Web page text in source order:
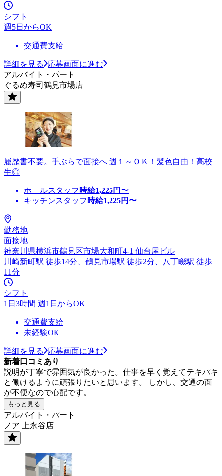
シフト
週5日からOK
交通費支給
詳細を見る
応募画面に進む
アルバイト・パート
ぐるめ寿司鶴見市場店
履歴書不要。手ぶらで面接へ 週１～ＯＫ！髪色自由！高校
生◎
ホールスタッフ 時給1,225円〜
キッチンスタッフ 時給1,225円〜
勤務地
面接地
神奈川県横浜市鶴見区市場大和町4-1 仙台屋ビル
川崎新町駅 徒歩14分、鶴見市場駅 徒歩2分、八丁畷駅 徒歩
11分
シフト
1日3時間 週1日からOK
交通費支給
未経験OK
詳細を見る
応募画面に進む
新着口コミあり
説明が丁寧で雰囲気が良かった。仕事を早く覚えてテキパキ
と働けるように頑張りたいと思います。 しかし、交通の面
が不便なので心配です。
もっと見る
アルバイト・パート
ノア 上永谷店